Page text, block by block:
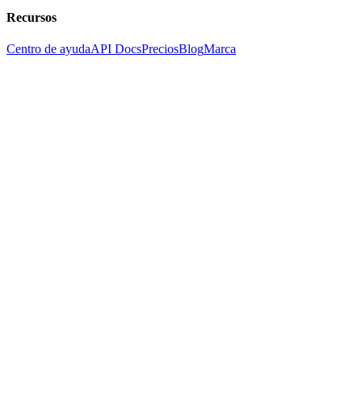
Recursos
Centro de ayudaAPI DocsPreciosBlogMarca